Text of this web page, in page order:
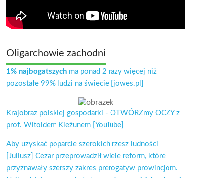
Oligarchowie zachodni
1% najbogatszych ma ponad 2 razy więcej niż
pozostałe 99% ludzi na świecie [jowes.pl]
Krajobraz polskiej gospodarki - OTWÓRZmy OCZY z
prof. Witoldem Kieżunem [YouTube]
Aby uzyskać poparcie szerokich rzesz ludności
[Juliusz] Cezar przeprowadził wiele reform, które
przyznawały szerszy zakres prerogatyw prowincjom.